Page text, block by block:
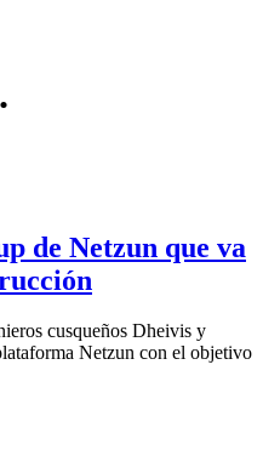
de Netzun que va
cusqueños Dheivis y
Netzun con el objetivo